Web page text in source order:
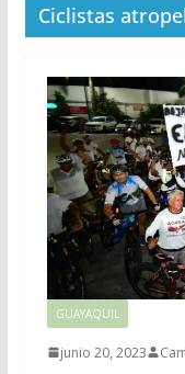
Ciclistas
GUAYAQUIL
junio 20, 2023